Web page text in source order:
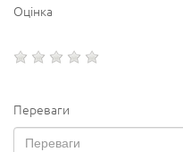
Оцінка
Переваги